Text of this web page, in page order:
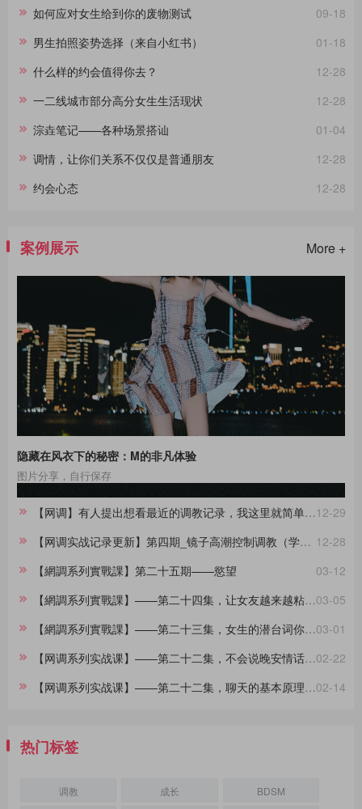
09-18
如何应对女生给到你的废物测试
01-18
男生拍照姿势选择（来自小红书）
12-28
什么样的约会值得你去？
12-28
一二线城市部分高分女生生活现状
01-04
淙垚笔记——各种场景搭讪
12-28
调情，让你们关系不仅仅是普通朋友
12-28
约会心态
案例展示 More +
隐藏在风衣下的秘密：M的非凡体验
图片分享，自行保存
12-29
【网调】有人提出想看最近的调教记录，我这里就简单做一份合集。
12-28
【网调实战记录更新】第四期_镜子高潮控制调教（学员案例）
03-12
【網調系列實戰課】第二十五期——慾望
03-05
【網調系列實戰課】——第二十四集，让女友越来越粘着你的小技巧
03-01
【網調系列實戰課】——第二十三集，女生的潜台词你都懂吗？
02-22
【网调系列实战课】——第二十二集，不会说晚安情话的大直男看过来，建议收藏
02-14
【网调系列实战课】——第二十二集，聊天的基本原理，90%的人不知道
热门标签
调教 成长 BDSM